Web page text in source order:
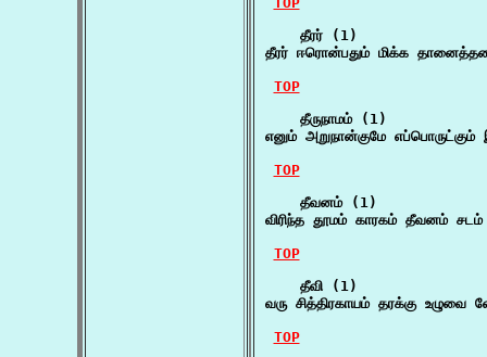
    தீரர் (1)
தீரர் ஈரொன்பதும் மிக்க
TOP
    தீருநாமம் (1)
எனும் அறுநான்குமே
TOP
    தீவனம் (1)
விரிந்த தூமம் காரகம் தீவனம்
TOP
    தீவி (1)
வரு சித்திரகாயம் தரக்கு
TOP